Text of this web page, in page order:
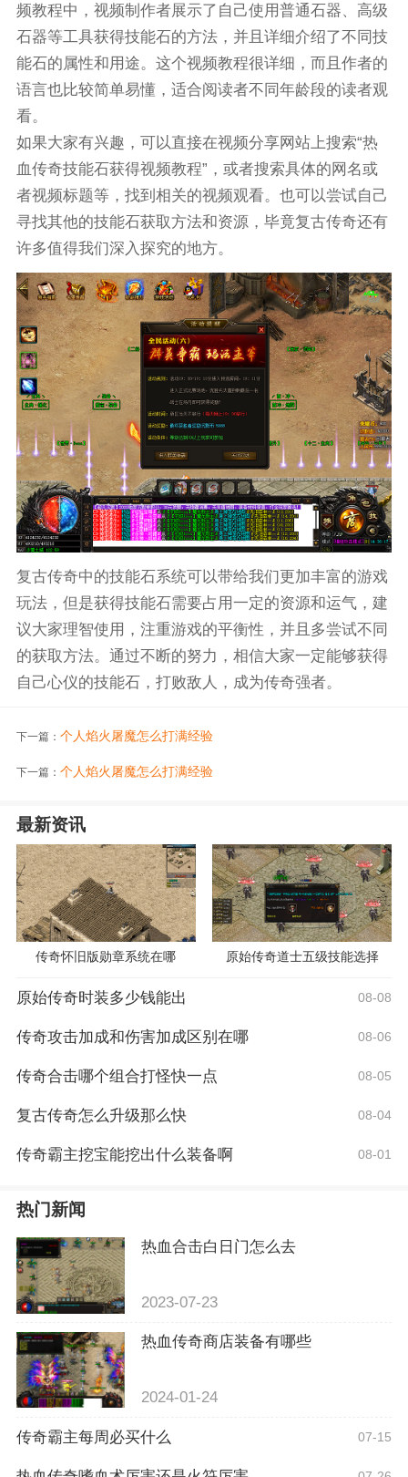
频教程中，视频制作者展示了自己使用普通石器、高级
石器等工具获得技能石的方法，并且详细介绍了不同技
能石的属性和用途。这个视频教程很详细，而且作者的
语言也比较简单易懂，适合阅读者不同年龄段的读者观
看。
如果大家有兴趣，可以直接在视频分享网站上搜索“热
血传奇技能石获得视频教程”，或者搜索具体的网名或
者视频标题等，找到相关的视频观看。也可以尝试自己
寻找其他的技能石获取方法和资源，毕竟复古传奇还有
许多值得我们深入探究的地方。
复古传奇中的技能石系统可以带给我们更加丰富的游戏
玩法，但是获得技能石需要占用一定的资源和运气，建
议大家理智使用，注重游戏的平衡性，并且多尝试不同
的获取方法。通过不断的努力，相信大家一定能够获得
自己心仪的技能石，打败敌人，成为传奇强者。
下一篇： 个人焰火屠魔怎么打满经验
下一篇： 个人焰火屠魔怎么打满经验
最新资讯
传奇怀旧版勋章系统在哪 原始传奇道士五级技能选择
原始传奇时装多少钱能出 08-08
传奇攻击加成和伤害加成区别在哪 08-06
传奇合击哪个组合打怪快一点 08-05
复古传奇怎么升级那么快 08-04
传奇霸主挖宝能挖出什么装备啊 08-01
热门新闻
热血合击白日门怎么去
2023-07-23
热血传奇商店装备有哪些
2024-01-24
传奇霸主每周必买什么 07-15